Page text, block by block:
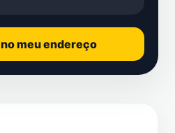
meu endereço